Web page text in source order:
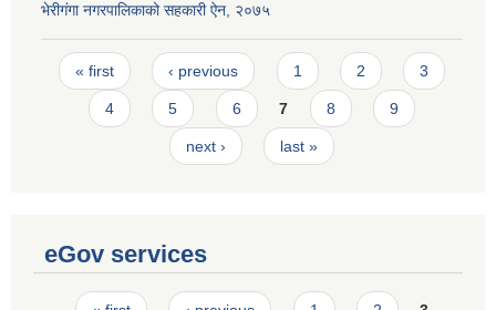
भेरीगंगा नगरपालिकाको सहकारी ऐन, २०७५
Pages
« first ‹ previous 1 2 3
4 5 6 7 8 9
next › last »
eGov services